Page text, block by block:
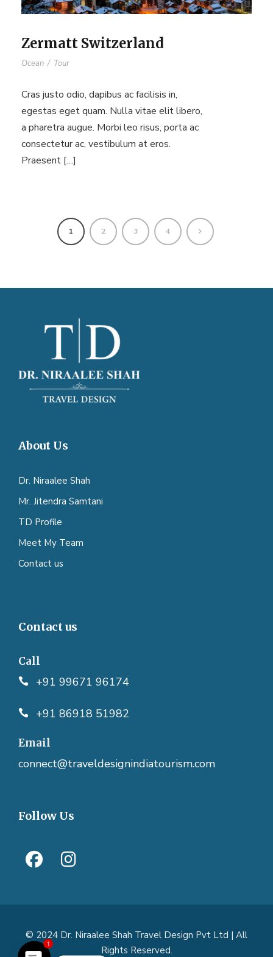
Zermatt Switzerland
Ocean / Tour
Cras justo odio, dapibus ac facilisis in,
egestas eget quam. Nulla vitae elit libero,
a pharetra augue. Morbi leo risus, porta ac
consectetur ac, vestibulum at eros.
Praesent […]
1 2 3 4
About Us
Dr. Niraalee Shah
Mr. Jitendra Samtani
TD Profile
Meet My Team
Contact us
Contact us
Call
+91 99671 96174
+91 86918 51982
Email
connect@traveldesignindiatourism.com
Follow Us
© 2024 Dr. Niraalee Shah Travel Design Pvt Ltd | All
Rights Reserved.
1